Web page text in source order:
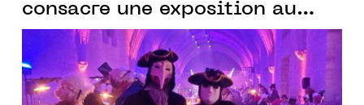
consacre une exposition au
Carnaval de Paris au temps de
Balzac